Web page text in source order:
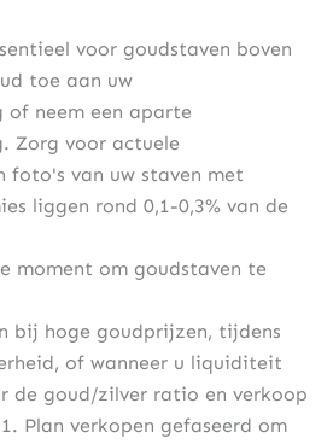
voor goudstaven boven
toe aan uw
of neem een aparte
Zorg voor actuele
van uw staven met
liggen rond 0,1-0,3% van de
moment om goudstaven te
bij hoge goudprijzen, tijdens
of wanneer u liquiditeit
de goud/zilver ratio en verkoop
Plan verkopen gefaseerd om